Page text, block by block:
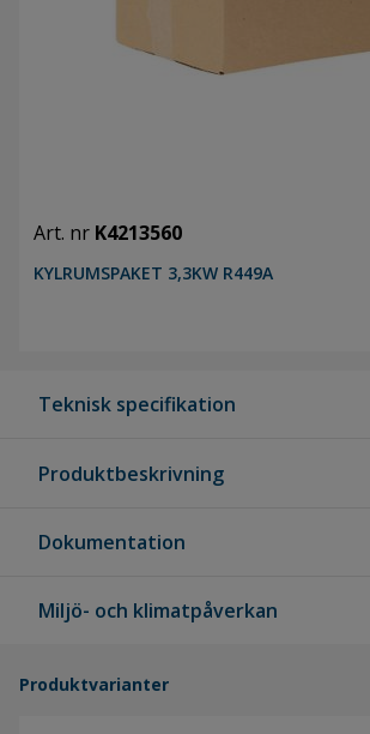
Art. nr K4213560
KYLRUMSPAKET 3,3KW R449A
Teknisk specifikation
Produktbeskrivning
Dokumentation
Miljö- och klimatpåverkan
Produktvarianter